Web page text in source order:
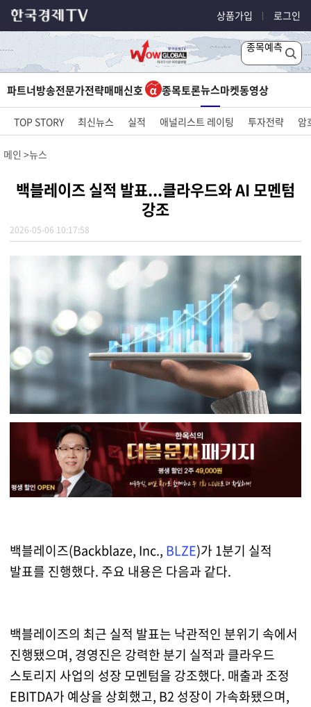
상품가입 로그인
종목예측
파트너방송전문가전략매매신호 종목토론뉴스마켓동영상
TOP STORY 최신뉴스 실적 애널리스트 레이팅 투자전략 암
메인 뉴스
백블레이즈 실적 발표...클라우드와 AI 모멘텀
강조
2026-05-06 10:17:58
백블레이즈(Backblaze, Inc., BLZE)가 1분기 실적
발표를 진행했다. 주요 내용은 다음과 같다.
백블레이즈의 최근 실적 발표는 낙관적인 분위기 속에서
진행됐으며, 경영진은 강력한 분기 실적과 클라우드
스토리지 사업의 성장 모멘텀을 강조했다. 매출과 조정
EBITDA가 예상을 상회했고, B2 성장이 가속화됐으며,